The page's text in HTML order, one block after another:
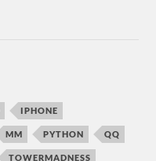
IPHONE
MM PYTHON QQ
TOWERMADNESS